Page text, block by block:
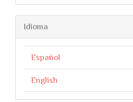
Idioma
Español
English